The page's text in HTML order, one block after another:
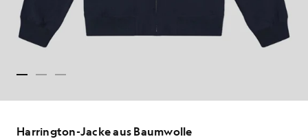
Harrington-Jacke aus Baumwolle